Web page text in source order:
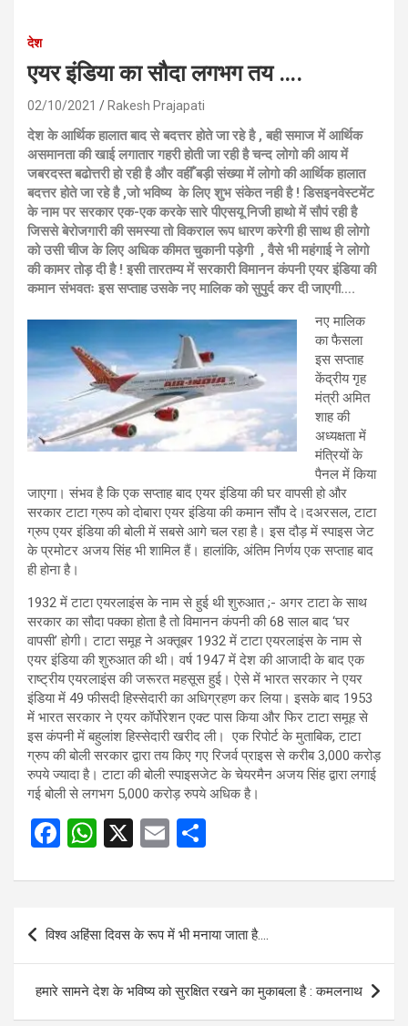
देश
एयर इंडिया का सौदा लगभग तय ….
02/10/2021 Rakesh Prajapati
देश के आर्थिक हालात बाद से बदत्तर होते जा रहे है , बही समाज में आर्थिक
असमानता की खाई लगातार गहरी होती जा रही है चन्द लोगो की आय में
जबरदस्त बढोत्तरी हो रही है और वहीँ बड़ी संख्या में लोगो की आर्थिक हालात
बदत्तर होते जा रहे है ,जो भविष्य के लिए शुभ संकेत नही है ! डिसइनवेस्टमेंट
के नाम पर सरकार एक-एक करके सारे पीएसयू निजी हाथो में सौपं रही है
जिससे बेरोजगारी की समस्या तो विकराल रूप धारण करेगी ही साथ ही लोगो
को उसी चीज के लिए अधिक कीमत चुकानी पड़ेगी , वैसे भी महंगाई ने लोगो
की कामर तोड़ दी है ! इसी तारतम्य में सरकारी विमानन कंपनी एयर इंडिया की
कमान संभवतः इस सप्ताह उसके नए मालिक को सुपुर्द कर दी जाएगी….
नए मालिक
का फैसला
इस सप्ताह
केंद्रीय गृह
मंत्री अमित
शाह की
अध्यक्षता में
मंत्रियों के
पैनल में किया
जाएगा। संभव है कि एक सप्ताह बाद एयर इंडिया की घर वापसी हो और
सरकार टाटा ग्रुप को दोबारा एयर इंडिया की कमान सौंप दे।दअरसल, टाटा
ग्रुप एयर इंडिया की बोली में सबसे आगे चल रहा है। इस दौड़ में स्पाइस जेट
के प्रमोटर अजय सिंह भी शामिल हैं। हालांकि, अंतिम निर्णय एक सप्ताह बाद
ही होना है।
1932 में टाटा एयरलाइंस के नाम से हुई थी शुरुआत ;- अगर टाटा के साथ
सरकार का सौदा पक्का होता है तो विमानन कंपनी की 68 साल बाद ‘घर
वापसी’ होगी। टाटा समूह ने अक्तूबर 1932 में टाटा एयरलाइंस के नाम से
एयर इंडिया की शुरुआत की थी। वर्ष 1947 में देश की आजादी के बाद एक
राष्ट्रीय एयरलाइंस की जरूरत महसूस हुई। ऐसे में भारत सरकार ने एयर
इंडिया में 49 फीसदी हिस्सेदारी का अधिग्रहण कर लिया। इसके बाद 1953
में भारत सरकार ने एयर कॉर्पोरेशन एक्ट पास किया और फिर टाटा समूह से
इस कंपनी में बहुलांश हिस्सेदारी खरीद ली। एक रिपोर्ट के मुताबिक, टाटा
ग्रुप की बोली सरकार द्वारा तय किए गए रिजर्व प्राइस से करीब 3,000 करोड़
रुपये ज्यादा है। टाटा की बोली स्पाइसजेट के चेयरमैन अजय सिंह द्वारा लगाई
गई बोली से लगभग 5,000 करोड़ रुपये अधिक है।
F
ce
o
o
k
W
at
s
A
p
p
X
E
ail ar
Post
navigation
विश्व अहिंसा दिवस के रूप में भी मनाया जाता है….
हमारे सामने देश के भविष्य को सुरक्षित रखने का मुकाबला है : कमलनाथ